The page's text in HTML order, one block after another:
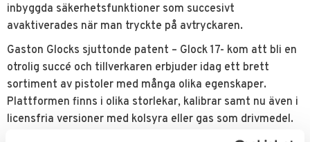
inbyggda säkerhetsfunktioner som succesivt
avaktiverades när man tryckte på avtryckaren.
Gaston Glocks sjuttonde patent – Glock 17- kom att bli en
otrolig succé och tillverkaren erbjuder idag ett brett
sortiment av pistoler med många olika egenskaper.
Plattformen finns i olika storlekar, kalibrar samt nu även i
licensfria versioner med kolsyra eller gas som drivmedel.